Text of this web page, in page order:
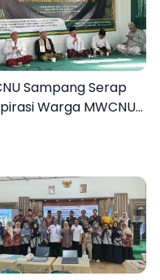
Sampang Serap
Warga MWCNU